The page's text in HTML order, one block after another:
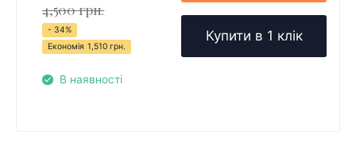
4,500 грн.
- 34%
Економія 1,510 грн.
В наявності
Купити в 1 клік